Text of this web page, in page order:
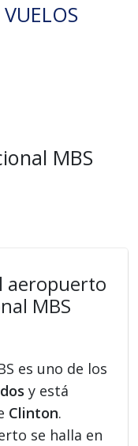
MBS
aeropuerto
MBS
es uno de los
y está
Clinton.
se halla en